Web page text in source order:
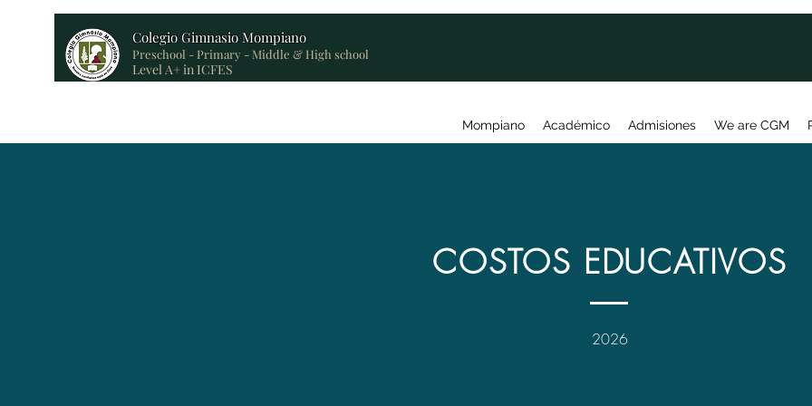
Colegio Gimnasio Mompiano
Preschool - Primary - Middle & High school
Level A+ in ICFES
COSTOS EDUCATIVOS
2026
Mompiano Académico Admisiones We are CGM